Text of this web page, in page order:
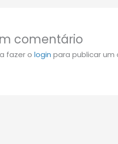
comentário
fazer o login para publicar um